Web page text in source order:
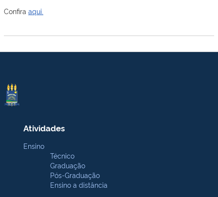
Confira aqui.
Atividades
Ensino
Técnico
Graduação
Pós-Graduação
Ensino a distância